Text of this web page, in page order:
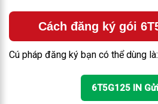
Cách đăng ký gói
Cú pháp đăng ký bạn có thể dùng là:
6T5G125 IN